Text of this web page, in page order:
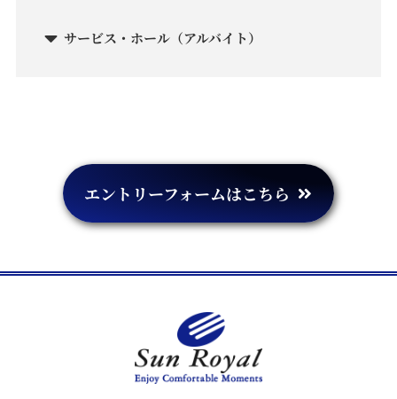
サービス・ホール（アルバイト）
エントリーフォームはこちら